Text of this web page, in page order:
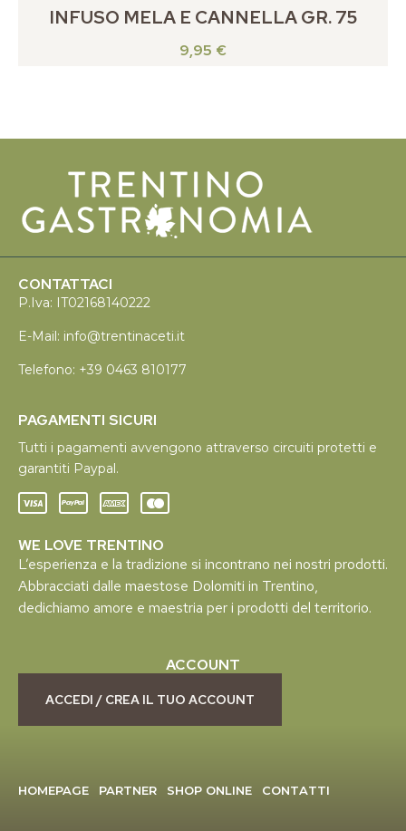
INFUSO MELA E CANNELLA GR. 75
9,95 €
CONTATTACI
P.Iva: IT02168140222
E-Mail: info@trentinaceti.it
Telefono: +39 0463 810177
PAGAMENTI SICURI
Tutti i pagamenti avvengono attraverso circuiti protetti e
garantiti Paypal.
WE LOVE TRENTINO
L’esperienza e la tradizione si incontrano nei nostri prodotti.
Abbracciati dalle maestose Dolomiti in Trentino,
dedichiamo amore e maestria per i prodotti del territorio.
ACCOUNT
ACCEDI / CREA IL TUO ACCOUNT
HOMEPAGE PARTNER SHOP ONLINE CONTATTI